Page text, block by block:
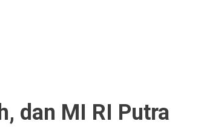
dan MI RI Putra